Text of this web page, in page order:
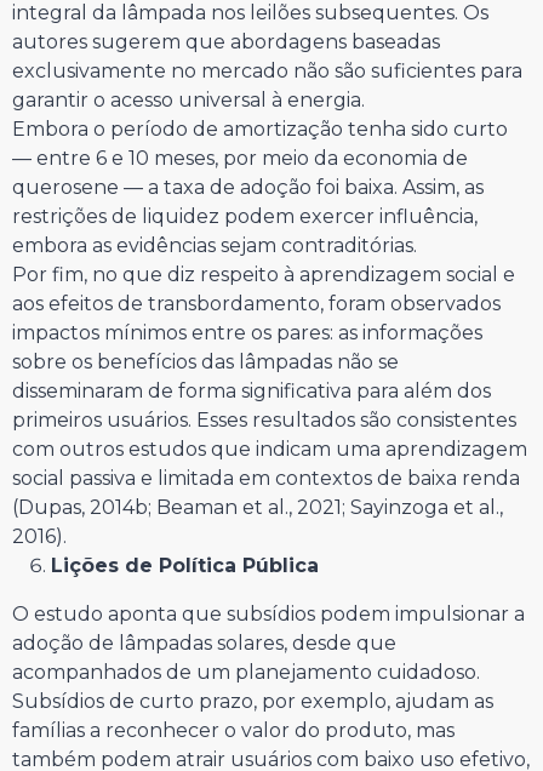
integral da lâmpada nos leilões subsequentes. Os
autores sugerem que abordagens baseadas
exclusivamente no mercado não são suficientes para
garantir o acesso universal à energia.
Embora o período de amortização tenha sido curto
— entre 6 e 10 meses, por meio da economia de
querosene — a taxa de adoção foi baixa. Assim, as
restrições de liquidez podem exercer influência,
embora as evidências sejam contraditórias.
Por fim, no que diz respeito à aprendizagem social e
aos efeitos de transbordamento, foram observados
impactos mínimos entre os pares: as informações
sobre os benefícios das lâmpadas não se
disseminaram de forma significativa para além dos
primeiros usuários. Esses resultados são consistentes
com outros estudos que indicam uma aprendizagem
social passiva e limitada em contextos de baixa renda
(Dupas, 2014b; Beaman et al., 2021; Sayinzoga et al.,
2016).
Lições de Política Pública
O estudo aponta que subsídios podem impulsionar a
adoção de lâmpadas solares, desde que
acompanhados de um planejamento cuidadoso.
Subsídios de curto prazo, por exemplo, ajudam as
famílias a reconhecer o valor do produto, mas
também podem atrair usuários com baixo uso efetivo,